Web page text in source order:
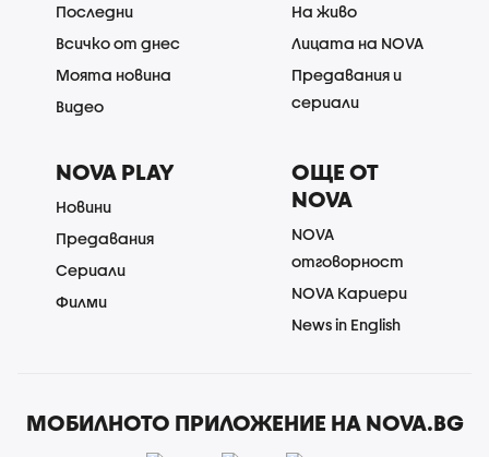
Последни
Всичко от днес
Моята новина
Видео
На живо
Лицата на NOVA
Предавания и
сериали
NOVA PLAY
Новини
Предавания
Сериали
Филми
ОЩЕ ОТ
NOVA
NOVA
отговорност
NOVA Кариери
News in English
МОБИЛНОТО ПРИЛОЖЕНИЕ НА NOVA.BG